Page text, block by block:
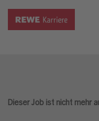
Dieser Job ist nicht mehr